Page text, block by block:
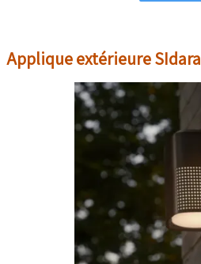
Applique extérieure SIdara